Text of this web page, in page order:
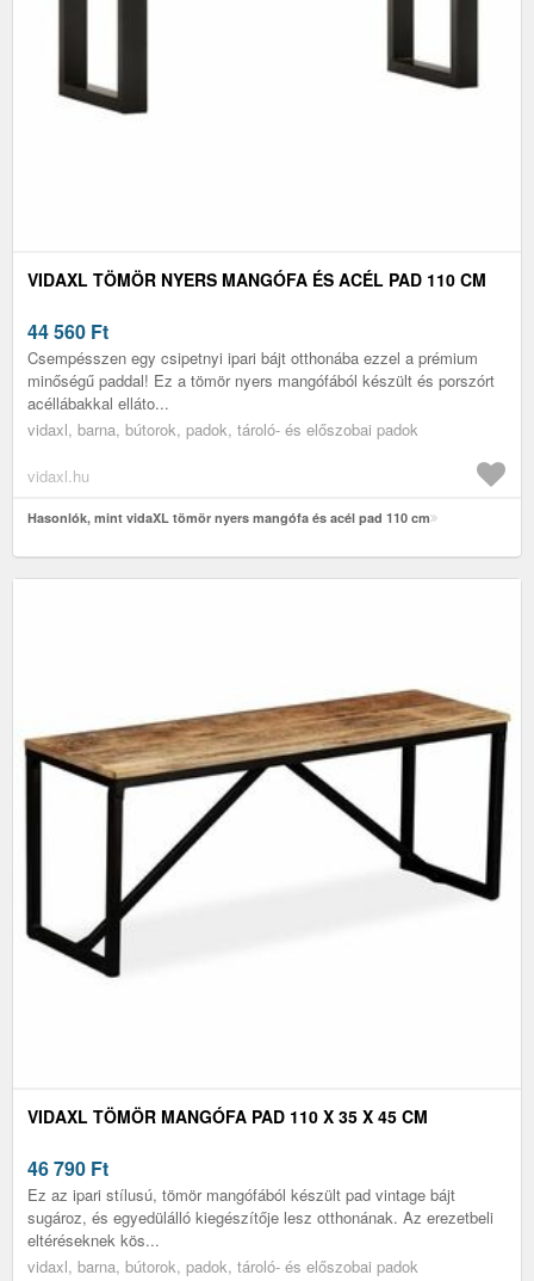
VIDAXL TÖMÖR NYERS MANGÓFA ÉS ACÉL PAD 110 CM
44 560 Ft
Csempésszen egy csipetnyi ipari bájt otthonába ezzel a prémium
minőségű paddal! Ez a tömör nyers mangófából készült és porszórt
acéllábakkal elláto...
vidaxl, barna, bútorok, padok, tároló- és előszobai padok
vidaxl.hu
Hasonlók, mint vidaXL tömör nyers mangófa és acél pad 110 cm
VIDAXL TÖMÖR MANGÓFA PAD 110 X 35 X 45 CM
46 790 Ft
Ez az ipari stílusú, tömör mangófából készült pad vintage bájt
sugároz, és egyedülálló kiegészítője lesz otthonának. Az erezetbeli
eltéréseknek kös...
vidaxl, barna, bútorok, padok, tároló- és előszobai padok